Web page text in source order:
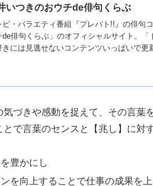
いつきのおウチde俳句くらぶ
ビ・バラエティ番組『プレバト!!』の俳句
de俳句くらぶ」のオフィシャルサイト。
きには見逃せないコンテンツいっぱいで更
づきや感動を捉えて、その言葉
で言葉のセンスと【兆し】に対
豊かにし
を向上することで仕事の成果を